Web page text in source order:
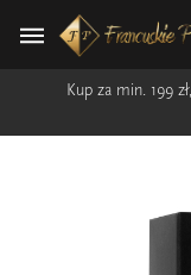
Kup za min. 199